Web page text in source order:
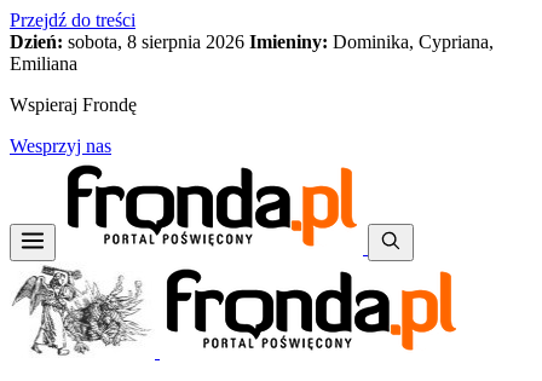
Przejdź do treści
Dzień: sobota, 8 sierpnia 2026 Imieniny: Dominika, Cypriana,
Emiliana
Wspieraj Frondę
Wesprzyj nas